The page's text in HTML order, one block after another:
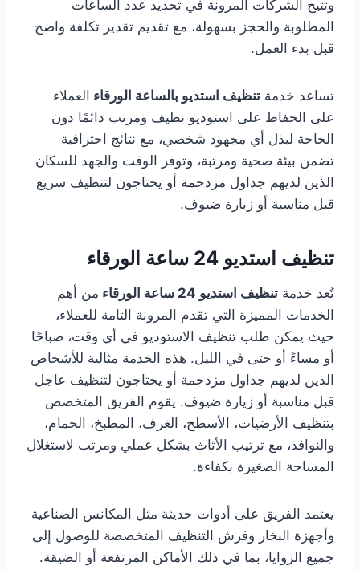
وتتيح الشركات المرونة في تحديد عدد الساعات
المطلوبة والحجز بسهولة، مع تقديم تقدير تكلفة واضح
قبل بدء العمل.
تساعد خدمة تنظيف استديو بالساعة الورقاء العملاء
على الحفاظ على استوديو نظيف ومرتب دائمًا دون
الحاجة لبذل أي مجهود شخصي، مع نتائج احترافية
تضمن بيئة صحية ومرتبة، وتوفر الوقت والجهد للسكان
الذين لديهم جداول مزدحمة أو يحتاجون لتنظيف سريع
قبل مناسبة أو زيارة ضيوف.
تنظيف استديو 24 ساعة الورقاء
تُعد خدمة تنظيف استديو 24 ساعة الورقاء
من أهم
الخدمات المميزة التي تقدم المرونة التامة للعملاء،
حيث يمكن طلب تنظيف الاستوديو في أي وقت، صباحًا
أو مساءً أو حتى في الليل. هذه الخدمة مثالية للأشخاص
الذين لديهم جداول مزدحمة أو يحتاجون لتنظيف عاجل
قبل مناسبة أو زيارة ضيوف. يقوم الفريق المتخصص
بتنظيف الأرضيات، الأسطح، الغرف، المطبخ، الحمام،
والنوافذ، مع ترتيب الأثاث بشكل عملي ومرتب لاستغلال
المساحة الصغيرة بكفاءة.
يعتمد الفريق على أدوات حديثة مثل المكانس الصناعية
وأجهزة البخار وفرش التنظيف المتخصصة للوصول إلى
جميع الزوايا، بما في ذلك الأماكن المرتفعة أو الضيقة.